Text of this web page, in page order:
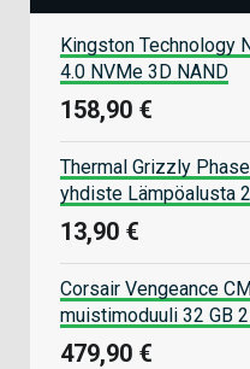
Kingston Technology
4.0 NVMe 3D NAND
158,90 €
Thermal Grizzly
yhdiste Lämpöalusta
13,90 €
Corsair Vengeance
muistimoduuli 32 GB
479,90 €